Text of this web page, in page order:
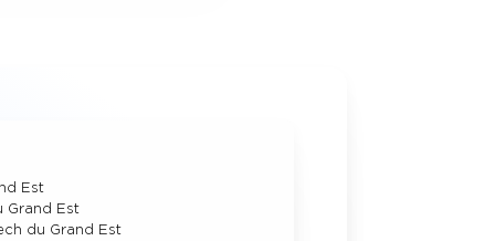
Est
Grand Est
du Grand Est